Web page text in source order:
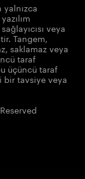
veya
Tangem,
saklamaz veya
taraf
üçüncü taraf
bir tavsiye veya